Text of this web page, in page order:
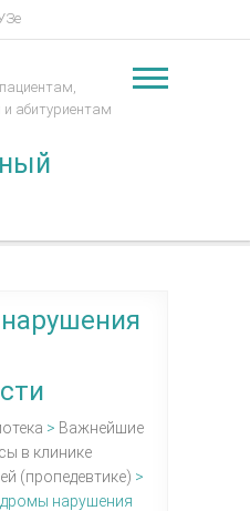
и абитуриентам
> Важнейшие
в клинике
(пропедевтике) >
нарушения